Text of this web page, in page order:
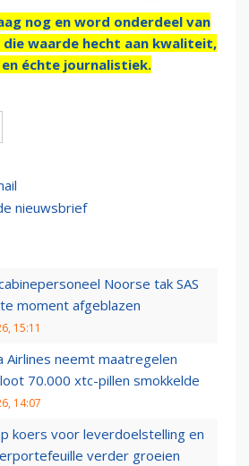
nog en word onderdeel van
die waarde hecht aan kwaliteit,
échte journalistiek.
nieuwsbrief
Noorse tak SAS
moment afgeblazen
15:11
Airlines neemt maatregelen
70.000 xtc-pillen smokkelde
14:07
koers voor leverdoelstelling en
verder groeien